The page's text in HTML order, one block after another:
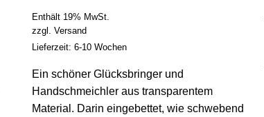
Enthält 19% MwSt.
zzgl. Versand
Lieferzeit: 6-10 Wochen
Ein schöner Glücksbringer und
Handschmeichler aus transparentem
Material. Darin eingebettet, wie schwebend